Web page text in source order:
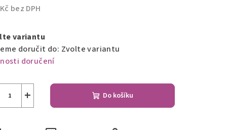
bez DPH
variantu
doručit do: Zvolte variantu
doručení
+ Do košíku